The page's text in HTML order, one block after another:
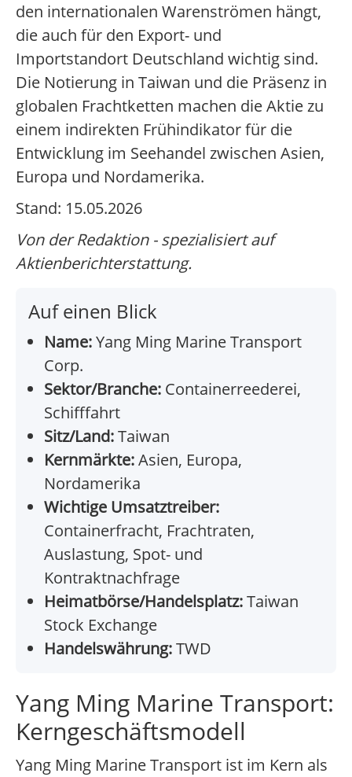
den internationalen Warenströmen hängt,
die auch für den Export- und
Importstandort Deutschland wichtig sind.
Die Notierung in Taiwan und die Präsenz in
globalen Frachtketten machen die Aktie zu
einem indirekten Frühindikator für die
Entwicklung im Seehandel zwischen Asien,
Europa und Nordamerika.
Stand: 15.05.2026
Von der Redaktion - spezialisiert auf
Aktienberichterstattung.
Auf einen Blick
Name:Yang Ming Marine Transport
Corp.
Sektor/Branche: Containerreederei,
Schifffahrt
Sitz/Land:Taiwan
Kernmärkte:Asien, Europa,
Nordamerika
Wichtige Umsatztreiber:
Containerfracht, Frachtraten,
Auslastung, Spot- und
Kontraktnachfrage
Heimatbörse/Handelsplatz:Taiwan
Stock Exchange
Handelswährung:TWD
Yang Ming Marine Transport:
Kerngeschäftsmodell
Yang Ming Marine Transport ist im Kern als